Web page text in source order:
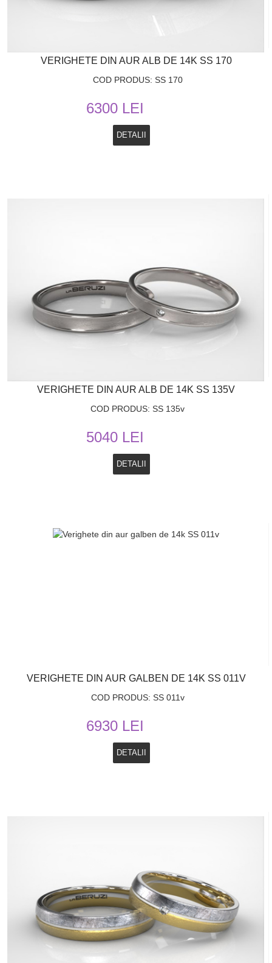
VERIGHETE DIN AUR ALB DE 14K SS 170
COD PRODUS: SS 170
6300 LEI
DETALII
VERIGHETE DIN AUR ALB DE 14K SS 135V
COD PRODUS: SS 135v
5040 LEI
DETALII
VERIGHETE DIN AUR GALBEN DE 14K SS 011V
COD PRODUS: SS 011v
6930 LEI
DETALII